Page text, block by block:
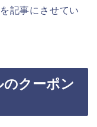
記事にさせてい
クーポン